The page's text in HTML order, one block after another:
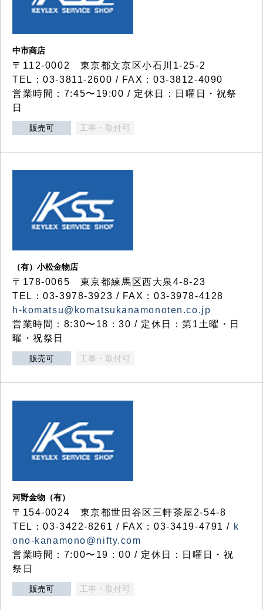
中市商店
〒112-0002 東京都文京区小石川1-25-2
TEL：03-3811-2600 / FAX：03-3812-4090
営業時間：7:45〜19:00 / 定休日：日曜日・祝祭
日
販売可 工事・取付可
（有）小松金物店
〒178-0065 東京都練馬区西大泉4-8-23
TEL：03-3978-3923 / FAX：03-3978-4128
h-komatsu@komatsukanamonoten.co.jp
営業時間：8:30〜18：30 / 定休日：第1土曜・日
曜・祝祭日
販売可 工事・取付可
河野金物（有）
〒154-0024 東京都世田谷区三軒茶屋2-54-8
TEL：03-3422-8261 / FAX：03-3419-4791 / k
ono-kanamono@nifty.com
営業時間：7:00〜19：00 / 定休日：日曜日・祝
祭日
販売可 工事・取付可